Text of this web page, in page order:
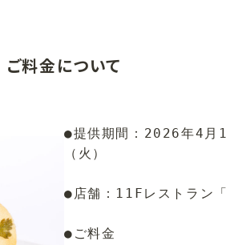
ご料金について
●提供期間：2026年4月
（火）
●店舗：11Fレストラン
●ご料金